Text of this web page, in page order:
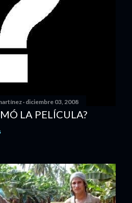
diciembre 03, 2008
LA PELÍCULA?